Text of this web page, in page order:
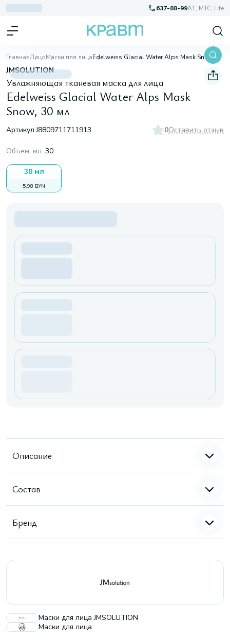
637-88-99A1, МТС, Life
ГлавнаяЛицоМаски для лица Edelweiss Glacial Water Alps Mask Snow, 30 мл
JMSOLUTION
Увлажняющая тканевая маска для лица
Edelweiss Glacial Water Alps Mask
Snow, 30 мл
Артикул:J8809711711913 0Оставить отзыв
Объем, мл: 30
30 мл
5,98 BYN
Описание
Состав
Бренд
Маски для лица JMSOLUTION
Маски для лица